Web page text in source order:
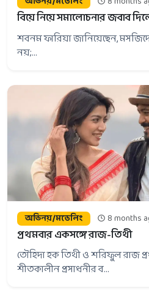
বিয়ে নিয়ে সমালোচনার জবাব
শবনম ফারিয়া জানিয়েছেন, মসজিদে
নয়;...
অভিনয়/মডেলিং 8 months
প্রথমবার একসঙ্গে রাজ-তিথী
তৌহিদা হক তিথী ও শরিফুল রাজ
শীতকালীন প্রসাধনীর ব...